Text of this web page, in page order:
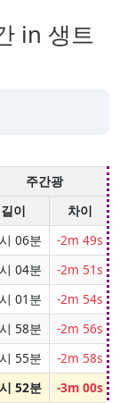
in 생트
주간광
길이
차이
06분 -2m 49s
04분 -2m 51s
01분 -2m 54s
58분 -2m 56s
55분 -2m 58s
52분 -3m 00s